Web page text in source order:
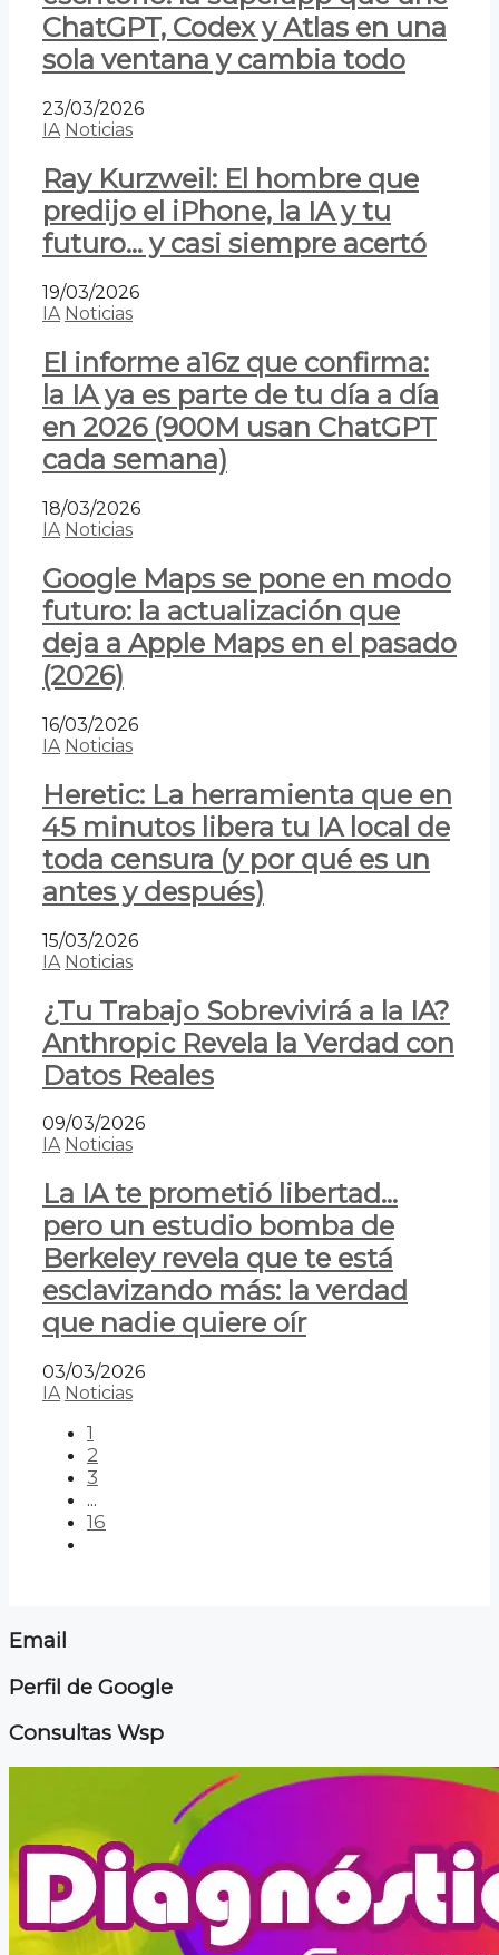
ChatGPT, Codex y Atlas en una
sola ventana y cambia todo
23/03/2026
IA Noticias
Ray Kurzweil: El hombre que
predijo el iPhone, la IA y tu
futuro… y casi siempre acertó
19/03/2026
IA Noticias
El informe a16z que confirma:
la IA ya es parte de tu día a día
en 2026 (900M usan ChatGPT
cada semana)
18/03/2026
IA Noticias
Google Maps se pone en modo
futuro: la actualización que
deja a Apple Maps en el pasado
(2026)
16/03/2026
IA Noticias
Heretic: La herramienta que en
45 minutos libera tu IA local de
toda censura (y por qué es un
antes y después)
15/03/2026
IA Noticias
¿Tu Trabajo Sobrevivirá a la IA?
Anthropic Revela la Verdad con
Datos Reales
09/03/2026
IA Noticias
La IA te prometió libertad…
pero un estudio bomba de
Berkeley revela que te está
esclavizando más: la verdad
que nadie quiere oír
03/03/2026
IA Noticias
1
2
3
...
16
Email
Perfil de Google
Consultas Wsp